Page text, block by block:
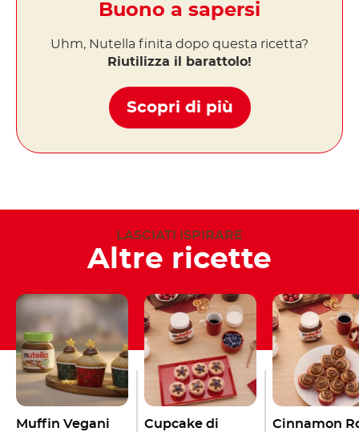
Buono a sapersi
Uhm, Nutella finita dopo questa ricetta?
Riutilizza il barattolo!
Scopri di più
LASCIATI ISPIRARE
Altre ricette
Muffin Vegani
Cupcake di
Cinnamon